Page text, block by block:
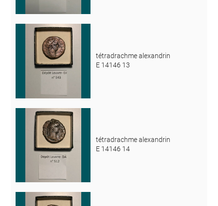
tétradrachme alexandrin
E 14146 13
tétradrachme alexandrin
E 14146 14